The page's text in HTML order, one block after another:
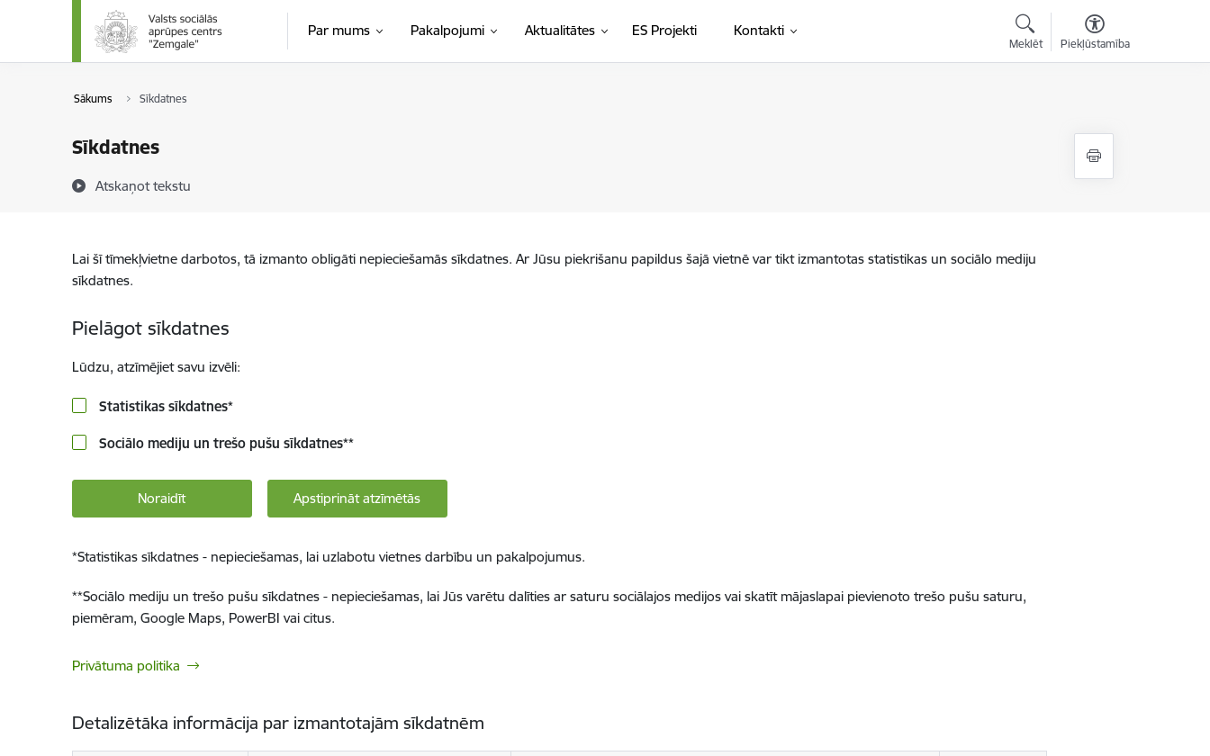
Pāriet uz lapas saturu
Par mums Pakalpojumi Aktualitātes ES Projekti Kontakti
Meklēt Piekļūstamība
Sākums Sīkdatnes
Sīkdatnes
Atskaņot tekstu
Lai šī tīmekļvietne darbotos, tā izmanto obligāti nepieciešamās sīkdatnes. Ar Jūsu piekrišanu papildus šajā vietnē var tikt izmantotas statistikas un sociālo mediju
sīkdatnes.
Pielāgot sīkdatnes
Lūdzu, atzīmējiet savu izvēli:
Statistikas sīkdatnes*
Sociālo mediju un trešo pušu sīkdatnes**
Noraidīt Apstiprināt atzīmētās
*Statistikas sīkdatnes - nepieciešamas, lai uzlabotu vietnes darbību un pakalpojumus.
**Sociālo mediju un trešo pušu sīkdatnes - nepieciešamas, lai Jūs varētu dalīties ar saturu sociālajos medijos vai skatīt mājaslapai pievienoto trešo pušu saturu,
piemēram, Google Maps, PowerBI vai citus.
Privātuma politika
Detalizētāka informācija par izmantotajām sīkdatnēm